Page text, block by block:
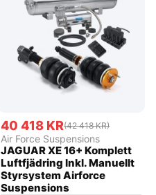
40 418 KR(42 418 KR)
Air Force Suspensions
JAGUAR XE 16+ Komplett
Luftfjädring Inkl. Manuellt
Styrsystem Airforce
Suspensions